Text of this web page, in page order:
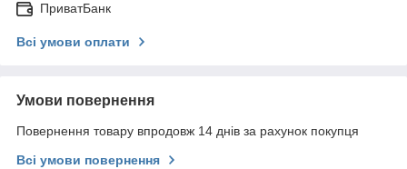
ПриватБанк
Всі умови оплати
Умови повернення
Повернення товару впродовж 14 днів за рахунок покупця
Всі умови повернення